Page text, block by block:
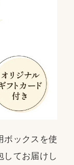
ボックスを使
してお届けし